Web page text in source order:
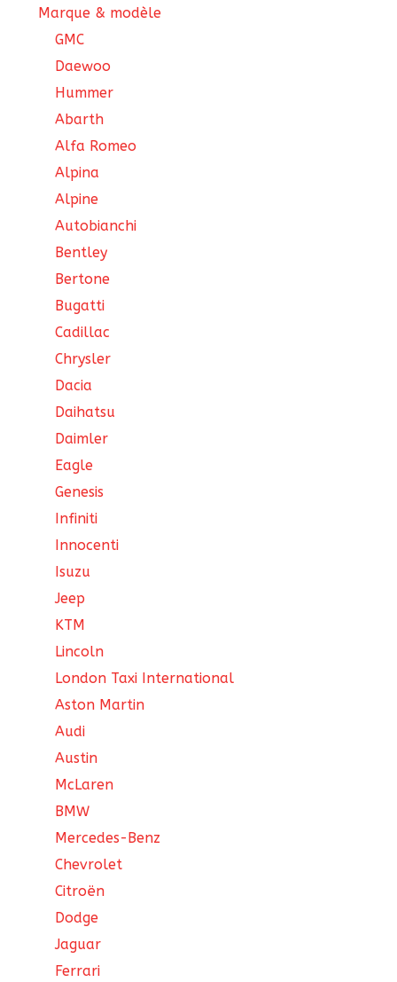
Marque & modèle
GMC
Daewoo
Hummer
Abarth
Alfa Romeo
Alpina
Alpine
Autobianchi
Bentley
Bertone
Bugatti
Cadillac
Chrysler
Dacia
Daihatsu
Daimler
Eagle
Genesis
Infiniti
Innocenti
Isuzu
Jeep
KTM
Lincoln
London Taxi International
Aston Martin
Audi
Austin
McLaren
BMW
Mercedes-Benz
Chevrolet
Citroën
Dodge
Jaguar
Ferrari